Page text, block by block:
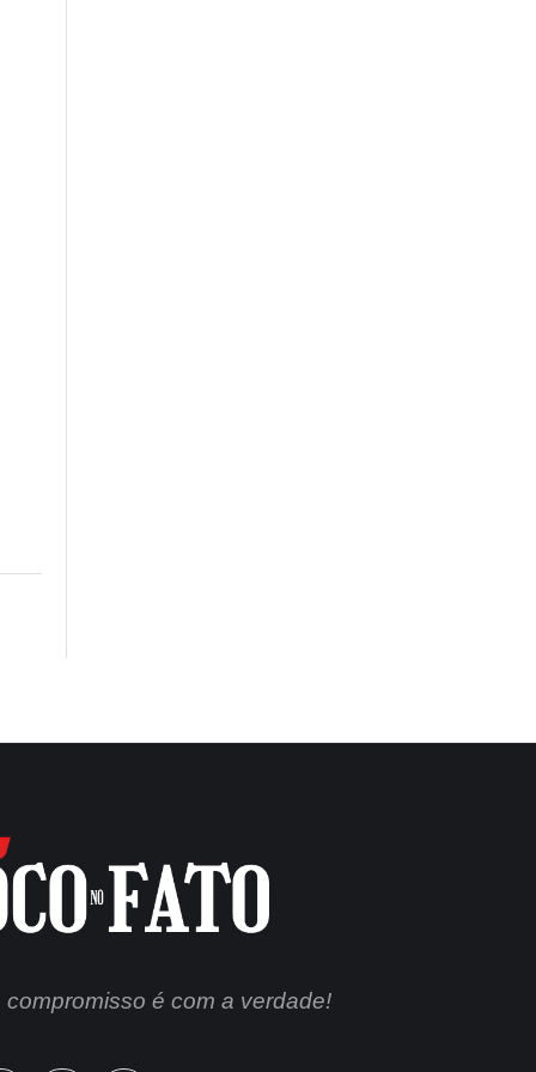
compromisso é com a verdade!